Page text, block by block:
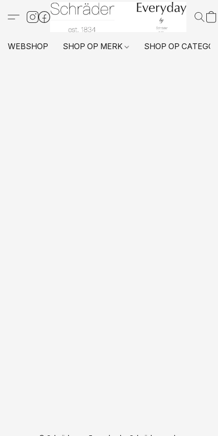
WEBSHOP SHOP OP MERK SHOP OP